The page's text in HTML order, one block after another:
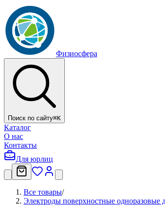
Физиосфера
Поиск по сайту⌘K
Каталог
О нас
Контакты
Для юрлиц
Все товары/
Электроды поверхностные одноразовые